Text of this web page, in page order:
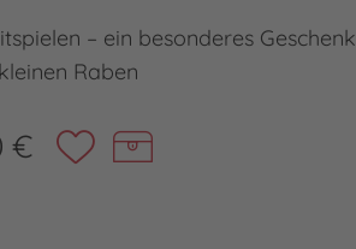
– ein besonderes Geschenk
Raben
€